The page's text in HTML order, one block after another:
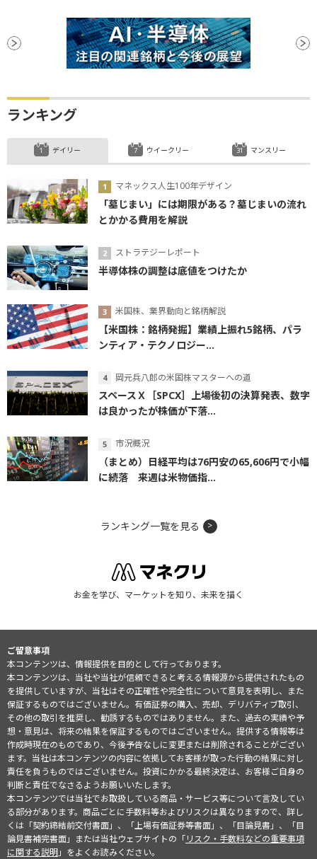
ランキング
デイリー
マネックス人生100年デザイン
「墓じまい」には期限がある？墓じまいの流れ
とかかる費用を解説
ストラテジーレポート
半導体株の調整は底値をつけたか
米国株、業界動向と銘柄解説
【米国株：銘柄発掘】業績上振れ5銘柄、パラ
ンティア・テクノロジー...
岡元兵八郎の米国株マスターへの道
スペースＸ［SPCX］上場後初の決算発表、数字
は良かったが株価が下落...
市況概況
（まとめ）日経平均は76円安の65,606円で小幅
に続落 来週は米物価指...
ウイークリー マンスリー
ランキング一覧を見る
お金を学び、マーケットを知り、未来を描く
ご留意事項
本コンテンツは、情報提供を目的として行っております。
本コンテンツは、当社や当社が信頼できると考える情報源から提供されたもの
を提供していますが、当社はその正確性や完全性について意見を表明し、また
保証するものではございません。有価証券の購入、売却、デリバティブ取引、
その他の取引を推奨し、勧誘するものではありません。また、過去の実績や予
想・意見は、将来の結果を保証するものではございません。提供する情報等は
作成時現在のものであり、今後予告なしに変更または削除されることがござい
ます。当社は本コンテンツの内容に依拠してお客様が取った行動の結果に対し
責任を負うものではございません。投資にかかる最終決定は、お客様ご自身の
判断と責任でなさるようお願いいたします。
本コンテンツでは当社でお取扱している商品・サービス等について言及してい
る部分があります。商品ごとに手数料等およびリスクは異なりますので、詳し
くは「契約締結前交付書面」、「上場有価証券等書面」、「目論見書」、「目
論見書補完書面」または当社ウェブサイトの「リスク・手数料などの重要事項
に関する説明」をよくお読みください。